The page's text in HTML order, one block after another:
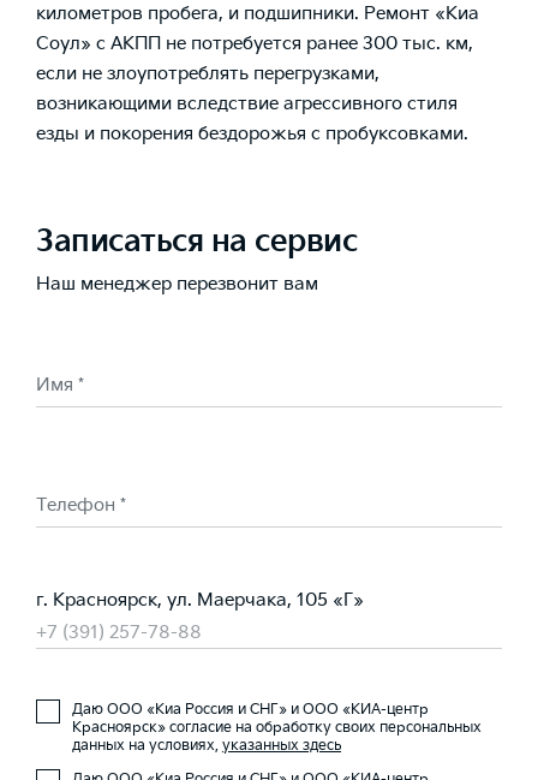
километров пробега, и подшипники. Ремонт «Киа
Соул» с АКПП не потребуется ранее 300 тыс. км,
если не злоупотреблять перегрузками,
возникающими вследствие агрессивного стиля
езды и покорения бездорожья с пробуксовками.
Записаться на сервис
Наш менеджер перезвонит вам
Имя *
Телефон *
г. Красноярск, ул. Маерчака, 105 «Г»
+7 (391) 257-78-88
Даю ООО «Киа Россия и СНГ» и ООО «КИА-центр
Красноярск» согласие на обработку своих персональных
данных на условиях, указанных здесь